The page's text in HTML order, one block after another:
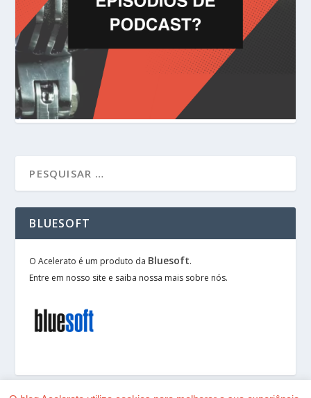
BLUESOFT
O Acelerato é um produto da Bluesoft.
Entre em nosso site e saiba nossa mais sobre nós.